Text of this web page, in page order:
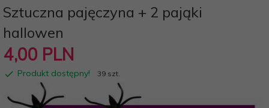
Sztuczna pajęczyna + 2 pająki
hallowen
4,00 PLN
Produkt dostępny! 39 szt.